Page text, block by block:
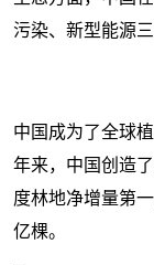
污染、新型能源
中国成为了全球
年来，中国创造
度林地净增量第
亿棵。